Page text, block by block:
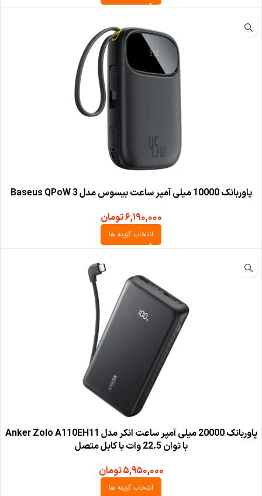
پاوربانک 10000 میلی آمپر ساعت بیسوس مدل Baseus QPoW 3
۶,۱۹۰,۰۰۰تومان
انتخاب گزینه ها
پاوربانک 20000 میلی آمپر ساعت انکر مدل Anker Zolo A110EH11
با توان 22.5 وات با کابل متصل
۵,۹۵۰,۰۰۰تومان
انتخاب گزینه ها